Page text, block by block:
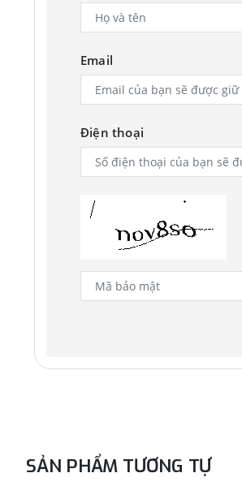
Email
Điện thoại
SẢN PHẨM TƯƠNG TỰ